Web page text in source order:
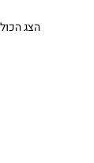
הצג הכול